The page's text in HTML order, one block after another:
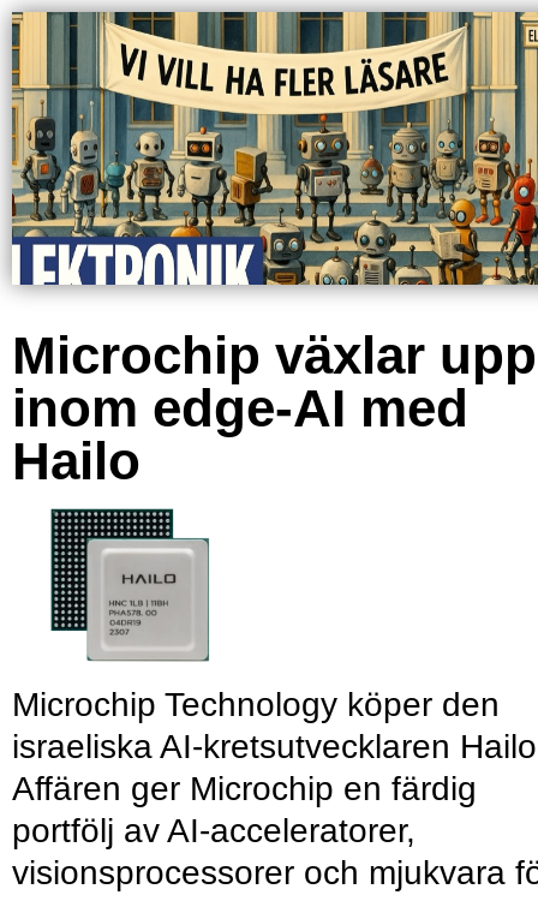
Microchip växlar upp
inom edge-AI med
Hailo
Microchip Technology köper den
israeliska AI-kretsutvecklaren
Affären ger Microchip en färdig
portfölj av AI-acceleratorer,
visionsprocessorer och mjukvara